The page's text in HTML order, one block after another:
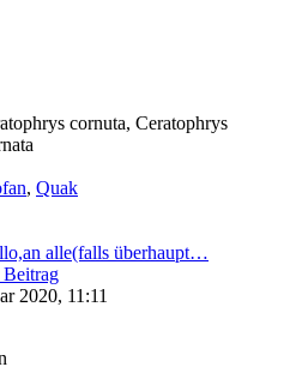
cornuta, Ceratophrys
, Quak
alle(falls überhaupt…
Beitrag
2020, 11:11